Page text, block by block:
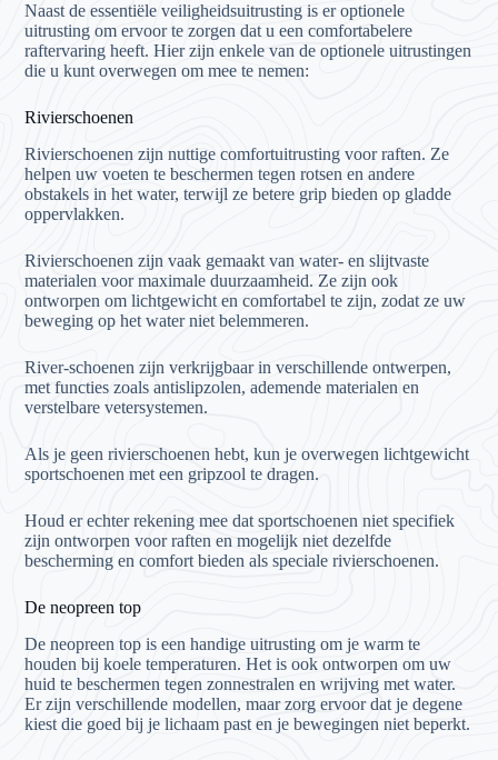
Naast de essentiële veiligheidsuitrusting is er optionele
uitrusting om ervoor te zorgen dat u een comfortabelere
raftervaring heeft. Hier zijn enkele van de optionele uitrustingen
die u kunt overwegen om mee te nemen:
Rivierschoenen
Rivierschoenen zijn nuttige comfortuitrusting voor raften. Ze
helpen uw voeten te beschermen tegen rotsen en andere
obstakels in het water, terwijl ze betere grip bieden op gladde
oppervlakken.
Rivierschoenen zijn vaak gemaakt van water- en slijtvaste
materialen voor maximale duurzaamheid. Ze zijn ook
ontworpen om lichtgewicht en comfortabel te zijn, zodat ze uw
beweging op het water niet belemmeren.
River-schoenen zijn verkrijgbaar in verschillende ontwerpen,
met functies zoals antislipzolen, ademende materialen en
verstelbare vetersystemen.
Als je geen rivierschoenen hebt, kun je overwegen lichtgewicht
sportschoenen met een gripzool te dragen.
Houd er echter rekening mee dat sportschoenen niet specifiek
zijn ontworpen voor raften en mogelijk niet dezelfde
bescherming en comfort bieden als speciale rivierschoenen.
De neopreen top
De neopreen top is een handige uitrusting om je warm te
houden bij koele temperaturen. Het is ook ontworpen om uw
huid te beschermen tegen zonnestralen en wrijving met water.
Er zijn verschillende modellen, maar zorg ervoor dat je degene
kiest die goed bij je lichaam past en je bewegingen niet beperkt.